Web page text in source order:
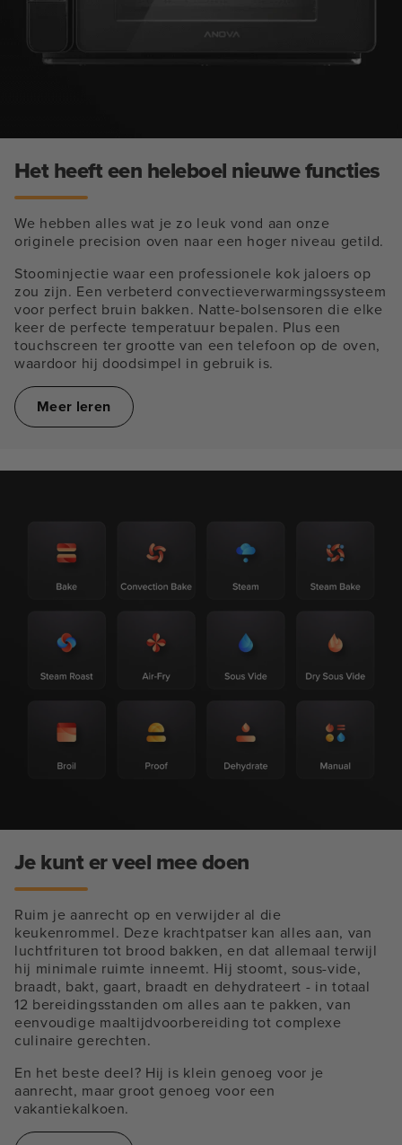
Het heeft een heleboel nieuwe functies
We hebben alles wat je zo leuk vond aan onze
originele precision oven naar een hoger niveau getild.
Stoominjectie waar een professionele kok jaloers op
zou zijn. Een verbeterd convectieverwarmingssysteem
voor perfect bruin bakken. Natte-bolsensoren die elke
keer de perfecte temperatuur bepalen. Plus een
touchscreen ter grootte van een telefoon op de oven,
waardoor hij doodsimpel in gebruik is.
Meer leren
Je kunt er veel mee doen
Ruim je aanrecht op en verwijder al die
keukenrommel. Deze krachtpatser kan alles aan, van
luchtfrituren tot brood bakken, en dat allemaal terwijl
hij minimale ruimte inneemt. Hij stoomt, sous-vide,
braadt, bakt, gaart, braadt en dehydrateert - in totaal
12 bereidingsstanden om alles aan te pakken, van
eenvoudige maaltijdvoorbereiding tot complexe
culinaire gerechten.
En het beste deel? Hij is klein genoeg voor je
aanrecht, maar groot genoeg voor een
vakantiekalkoen.